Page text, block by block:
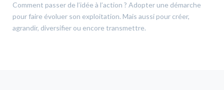
Comment passer de l’idée à l’action ? Adopter une démarche
pour faire évoluer son exploitation. Mais aussi pour créer,
agrandir, diversifier ou encore transmettre.